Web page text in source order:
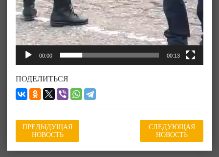
00:00 00:13
ПОДЕЛИТЬСЯ
ПРЕДЫДУЩАЯ
НОВОСТЬ
СЛЕДУЮЩАЯ
НОВОСТЬ